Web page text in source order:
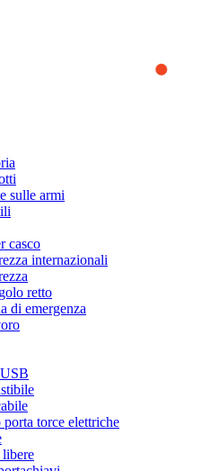
provide you the best experience
browse this website, you accept
how the website is used and
To learn more or to find out how
access our
sulle armi
casco
internazionali
retto
di emergenza
torce elettriche